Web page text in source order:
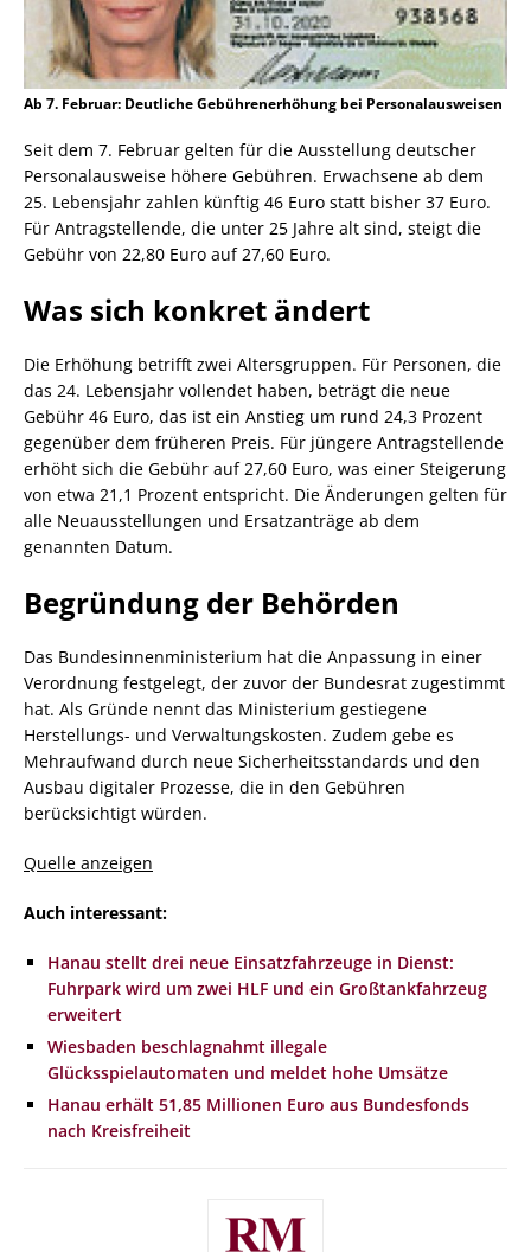
Ab 7. Februar: Deutliche Gebührenerhöhung bei Personalausweisen
Seit dem 7. Februar gelten für die Ausstellung deutscher
Personalausweise höhere Gebühren. Erwachsene ab dem
25. Lebensjahr zahlen künftig 46 Euro statt bisher 37 Euro.
Für Antragstellende, die unter 25 Jahre alt sind, steigt die
Gebühr von 22,80 Euro auf 27,60 Euro.
Was sich konkret ändert
Die Erhöhung betrifft zwei Altersgruppen. Für Personen, die
das 24. Lebensjahr vollendet haben, beträgt die neue
Gebühr 46 Euro, das ist ein Anstieg um rund 24,3 Prozent
gegenüber dem früheren Preis. Für jüngere Antragstellende
erhöht sich die Gebühr auf 27,60 Euro, was einer Steigerung
von etwa 21,1 Prozent entspricht. Die Änderungen gelten für
alle Neuausstellungen und Ersatzanträge ab dem
genannten Datum.
Begründung der Behörden
Das Bundesinnenministerium hat die Anpassung in einer
Verordnung festgelegt, der zuvor der Bundesrat zugestimmt
hat. Als Gründe nennt das Ministerium gestiegene
Herstellungs- und Verwaltungskosten. Zudem gebe es
Mehraufwand durch neue Sicherheitsstandards und den
Ausbau digitaler Prozesse, die in den Gebühren
berücksichtigt würden.
Quelle anzeigen
Auch interessant:
Hanau stellt drei neue Einsatzfahrzeuge in Dienst:
Fuhrpark wird um zwei HLF und ein Großtankfahrzeug
erweitert
Wiesbaden beschlagnahmt illegale
Glücksspielautomaten und meldet hohe Umsätze
Hanau erhält 51,85 Millionen Euro aus Bundesfonds
nach Kreisfreiheit